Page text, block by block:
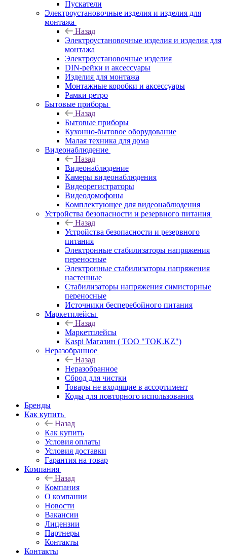
Пускатели
Электроустановочные изделия и изделия для
монтажа
Назад
Электроустановочные изделия и изделия для
монтажа
Электроустановочные изделия
DIN-рейки и аксессуары
Изделия для монтажа
Монтажные коробки и аксессуары
Рамки ретро
Бытовые приборы
Назад
Бытовые приборы
Кухонно-бытовое оборудование
Малая техника для дома
Видеонаблюдение
Назад
Видеонаблюдение
Камеры видеонаблюдения
Видеорегистраторы
Видеодомофоны
Комплектующее для видеонаблюдения
Устройства безопасности и резервного питания
Назад
Устройства безопасности и резервного
питания
Электронные стабилизаторы напряжения
переносные
Электронные стабилизаторы напряжения
настенные
Стабилизаторы напряжения симисторные
переносные
Источники бесперебойного питания
Маркетплейсы
Назад
Маркетплейсы
Kaspi Магазин ( ТОО "TOK.KZ")
Неразобранное
Назад
Неразобранное
Сброд для чистки
Товары не входящие в ассортимент
Коды для повторного использования
Бренды
Как купить
Назад
Как купить
Условия оплаты
Условия доставки
Гарантия на товар
Компания
Назад
Компания
О компании
Новости
Вакансии
Лицензии
Партнеры
Контакты
Контакты